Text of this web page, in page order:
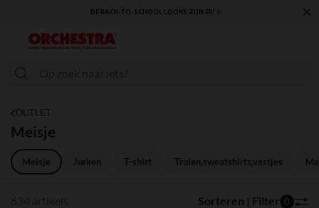
KLAAR VOOR DE TERUGKEER NAAR SCHOOL: ONTDEK ONZE ESSENTIALS ✏️🎒 ×
OUTLET
Meisje
Meisje Jurken T-shirt Truien,sweatshirts,vestjes
Sorteren | Filter 0